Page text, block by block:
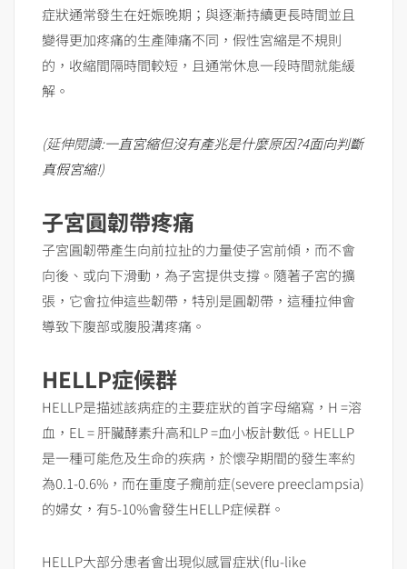
症狀通常發生在妊娠晚期；與逐漸持續更長時間並且
變得更加疼痛的生產陣痛不同，假性宮縮是不規則
的，收縮間隔時間較短，且通常休息一段時間就能緩
解。
(延伸閱讀:一直宮縮但沒有產兆是什麼原因?4面向判斷
真假宮縮!)
子宮圓韌帶疼痛
子宮圓韌帶產生向前拉扯的力量使子宮前傾，而不會
向後、或向下滑動，為子宮提供支撐。隨著子宮的擴
張，它會拉伸這些韌帶，特別是圓韌帶，這種拉伸會
導致下腹部或腹股溝疼痛。
HELLP症候群
HELLP是描述該病症的主要症狀的首字母縮寫，H =溶
血，EL = 肝臟酵素升高和LP =血小板計數低。HELLP
是一種可能危及生命的疾病，於懷孕期間的發生率約
為0.1-0.6%，而在重度子癇前症(severe preeclampsia)
的婦女，有5-10%會發生HELLP症候群。
HELLP大部分患者會出現似感冒症狀(flu-like